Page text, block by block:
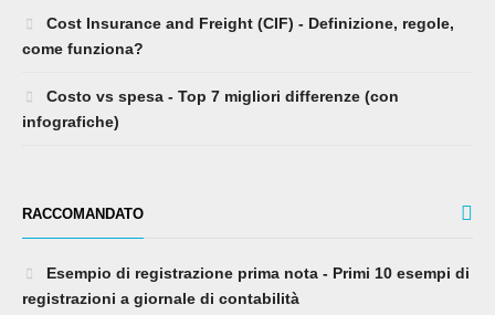
Cost Insurance and Freight (CIF) - Definizione, regole,
come funziona?
Costo vs spesa - Top 7 migliori differenze (con
infografiche)
RACCOMANDATO
Esempio di registrazione prima nota - Primi 10 esempi di
registrazioni a giornale di contabilità